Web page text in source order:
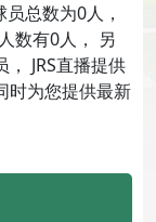
总数为0人，
数有0人， 另
JRS直播提供
时为您提供最新